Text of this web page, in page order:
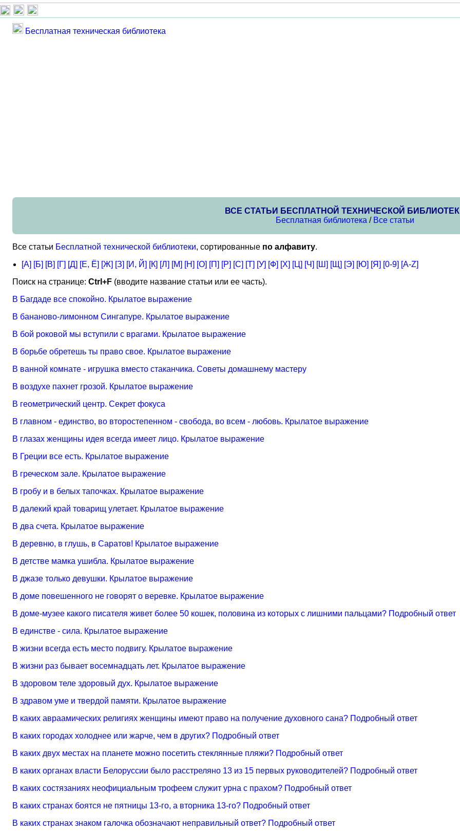
Бесплатная техническая библиотека
ВСЕ СТАТЬИ БЕСПЛАТНОЙ ТЕХНИЧЕСКОЙ
Бесплатная библиотека / Все статьи
Все статьи Бесплатной технической библиотеки, сортированные по алфавиту.
[А] [Б] [В] [Г] [Д] [Е, Ё] [Ж] [З] [И, Й] [К] [Л] [М] [Н] [О] [П] [Р] [С] [Т] [У] [Ф] [Х] [Ц] [Ч] [Ш] [Щ] [Э] [Ю] [Я] [0-9] [A-Z]
Поиск на странице: Ctrl+F (вводите название статьи или ее часть).
В Багдаде все спокойно. Крылатое выражение
В бананово-лимонном Сингапуре. Крылатое выражение
В бой роковой мы вступили с врагами. Крылатое выражение
В борьбе обретешь ты право свое. Крылатое выражение
В ванной комнате - игрушка вместо стаканчика. Советы домашнему мастеру
В воздухе пахнет грозой. Крылатое выражение
В геометрический центр. Секрет фокуса
В главном - единство, во второстепенном - свобода, во всем - любовь. Крылатое выражение
В глазах женщины идея всегда имеет лицо. Крылатое выражение
В Греции все есть. Крылатое выражение
В греческом зале. Крылатое выражение
В гробу и в белых тапочках. Крылатое выражение
В далекий край товарищ улетает. Крылатое выражение
В два счета. Крылатое выражение
В деревню, в глушь, в Саратов! Крылатое выражение
В детстве мамка ушибла. Крылатое выражение
В джазе только девушки. Крылатое выражение
В доме повешенного не говорят о веревке. Крылатое выражение
В доме-музее какого писателя живет более 50 кошек, половина из которых с лишними пальцами? Подробный ответ
В единстве - сила. Крылатое выражение
В жизни всегда есть место подвигу. Крылатое выражение
В жизни раз бывает восемнадцать лет. Крылатое выражение
В здоровом теле здоровый дух. Крылатое выражение
В здравом уме и твердой памяти. Крылатое выражение
В каких авраамических религиях женщины имеют право на получение духовного сана? Подробный ответ
В каких городах холоднее или жарче, чем в других? Подробный ответ
В каких двух местах на планете можно посетить стеклянные пляжи? Подробный ответ
В каких органах власти Белоруссии было расстреляно 13 из 15 первых руководителей? Подробный ответ
В каких состязаниях неофициальным трофеем служит урна с прахом? Подробный ответ
В каких странах боятся не пятницы 13-го, а вторника 13-го? Подробный ответ
В каких странах знаком галочка обозначают неправильный ответ? Подробный ответ